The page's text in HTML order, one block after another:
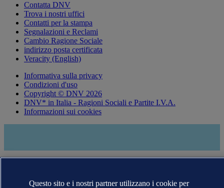
Contatta DNV
Trova i nostri uffici
Contatti per la stampa
Segnalazioni e Reclami
Cambio Ragione Sociale
indirizzo posta certificata
Veracity (English)
Informativa sulla privacy
Condizioni d'uso
Copyright © DNV 2026
DNV* in Italia - Ragioni Sociali e Partite I.V.A.
Informazioni sui cookies
Questo sito e i nostri partner utilizzano i cookie per